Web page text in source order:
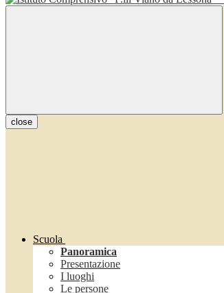
close
Scuola
Panoramica
Presentazione
I luoghi
Le persone